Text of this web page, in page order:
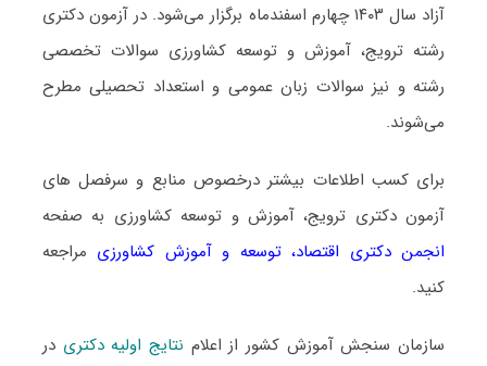
آزاد سال ۱۴۰۳ چهارم اسفندماه برگزار می‌شود. در آزمون دکتری
رشته ترویج، آموزش و توسعه کشاورزی سوالات تخصصی
رشته و نیز سوالات زبان عمومی و استعداد تحصیلی مطرح
می‌شوند.
برای کسب اطلاعات بیشتر درخصوص منابع و سرفصل های
آزمون دکتری ترویج، آموزش و توسعه کشاورزی به صفحه
انجمن دکتری اقتصاد، توسعه و آموزش کشاورزی مراجعه
کنید.
سازمان سنجش آموزش کشور از اعلام نتایج اولیه دکتری در